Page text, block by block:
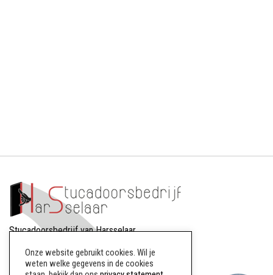
Stucadoorsbedrijf van Harsselaar
8256AW Biddinghuizen
Onze website gebruikt cookies. Wil je
weten welke gegevens in de cookies